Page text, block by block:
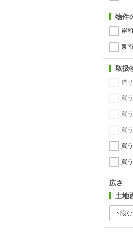
物件
岸
泉
取扱
借
買
買
買
買
買
広さ
土地